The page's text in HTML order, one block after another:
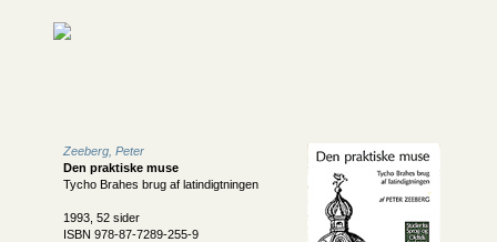
Zeeberg, Peter
Den praktiske muse
Tycho Brahes brug af latindigtningen
1993, 52 sider
ISBN 978-87-7289-255-9